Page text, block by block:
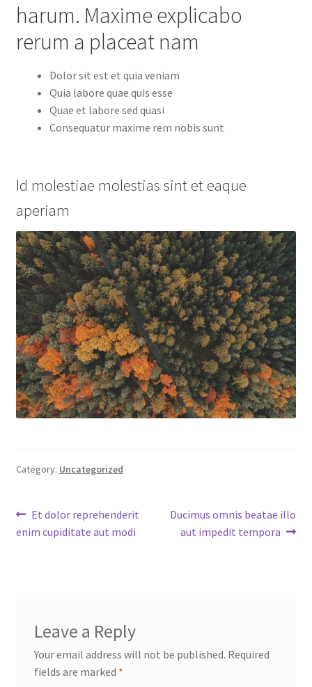
harum. Maxime explicabo
rerum a placeat nam
Dolor sit est et quia veniam
Quia labore quae quis esse
Quae et labore sed quasi
Consequatur maxime rem nobis sunt
Id molestiae molestias sint et eaque
aperiam
Category: Uncategorized
Post
navigation
Previous
post:
Et dolor reprehenderit
enim cupiditate aut modi
Next
post:
Ducimus omnis beatae illo
aut impedit tempora
Leave a Reply
Your email address will not be published. Required
fields are marked *